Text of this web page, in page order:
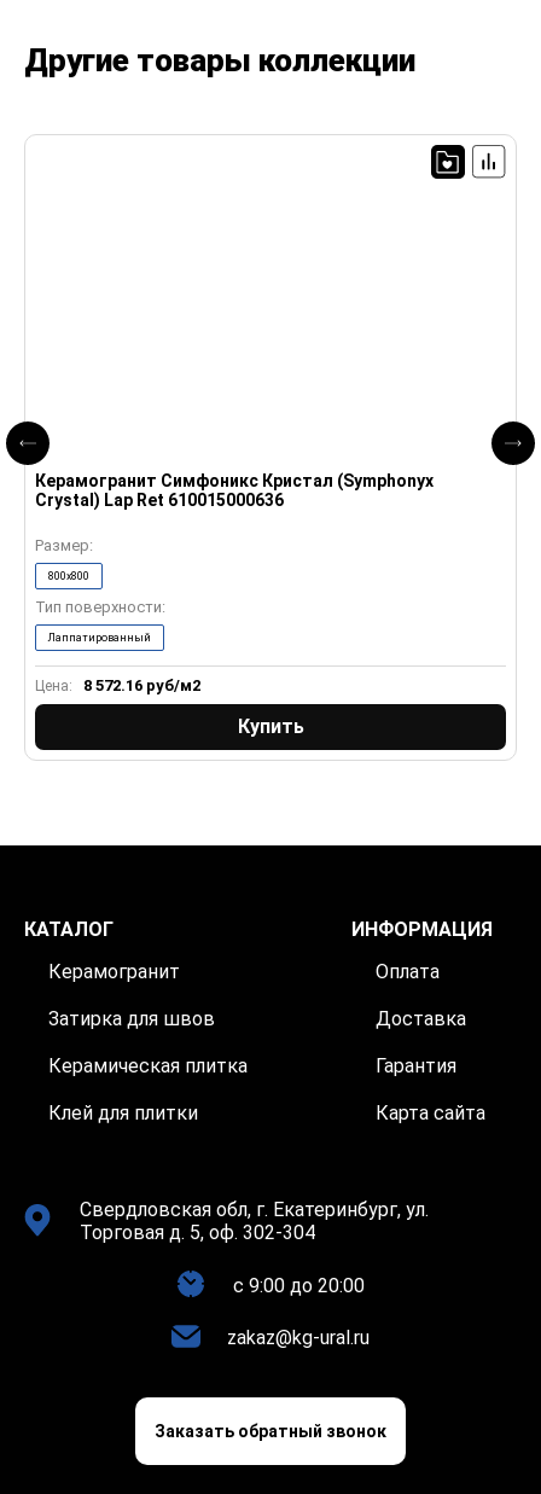
Другие товары коллекции
Керамогранит Симфоникс Кристал (Symphonyx
Crystal) Lap Ret 610015000636
Цена: 8 572.16 руб/м2
Купить
Размер:
800x800
Тип поверхности:
Лаппатированный
КАТАЛОГ
Керамогранит
Затирка для швов
Керамическая плитка
Клей для плитки
ИНФОРМАЦИЯ
Оплата
Доставка
Гарантия
Карта сайта
Свердловская обл, г. Екатеринбург, ул.
Торговая д. 5, оф. 302-304
c 9:00 до 20:00
zakaz@kg-ural.ru
Заказать обратный звонок